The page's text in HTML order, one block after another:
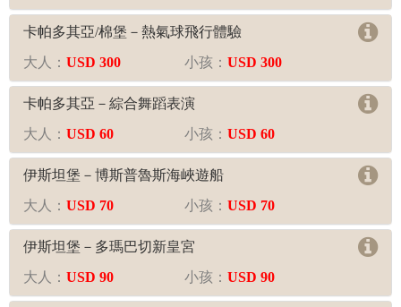
卡帕多其亞/棉堡－熱氣球飛行體驗
大人： USD 300 小孩： USD 300
卡帕多其亞－綜合舞蹈表演
大人： USD 60 小孩： USD 60
伊斯坦堡－博斯普魯斯海峽遊船
大人： USD 70 小孩： USD 70
伊斯坦堡－多瑪巴切新皇宮
大人： USD 90 小孩： USD 90